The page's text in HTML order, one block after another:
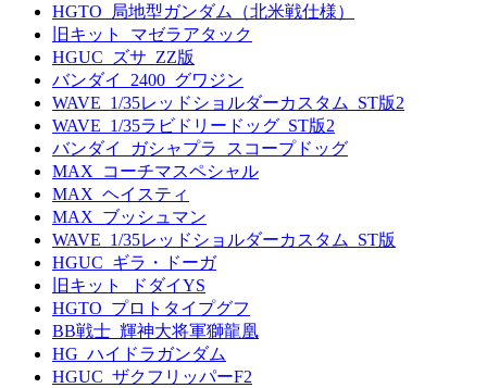
HGTO_局地型ガンダム（北米戦仕様）
旧キット_マゼラアタック
HGUC_ズサ_ZZ版
バンダイ_2400_グワジン
WAVE_1/35レッドショルダーカスタム_ST版2
WAVE_1/35ラビドリードッグ_ST版2
バンダイ_ガシャプラ_スコープドッグ
MAX_コーチマスペシャル
MAX_ヘイスティ
MAX_ブッシュマン
WAVE_1/35レッドショルダーカスタム_ST版
HGUC_ギラ・ドーガ
旧キット_ドダイYS
HGTO_プロトタイプグフ
BB戦士_輝神大将軍獅龍凰
HG_ハイドラガンダム
HGUC_ザクフリッパーF2